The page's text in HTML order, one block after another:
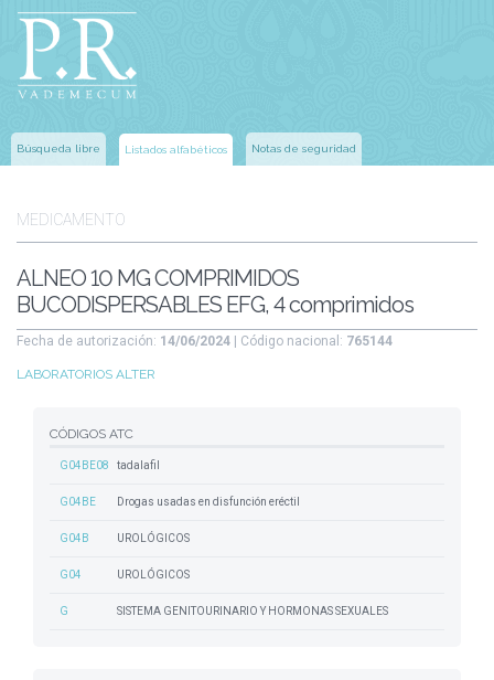
Búsqueda libre Listados alfabéticos Notas de seguridad
MEDICAMENTO
ALNEO 10 MG COMPRIMIDOS
BUCODISPERSABLES EFG, 4 comprimidos
Fecha de autorización: 14/06/2024 | Código nacional: 765144
LABORATORIOS ALTER
CÓDIGOS ATC
G04BE08 tadalafil
G04BE Drogas usadas en disfunción eréctil
G04B UROLÓGICOS
G04 UROLÓGICOS
G SISTEMA GENITOURINARIO Y HORMONAS SEXUALES